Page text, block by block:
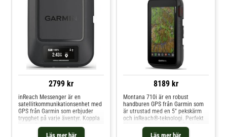
2799 kr
Läs mer här
inReach Messenger är en
satellitkommunikationsenhet med
GPS från Garmin som erbjuder
trygghet på varje äventyr. Koppla
ihop inReach-enheten med appen
Garmin Messenger på din
8189 kr
Läs mer här
Montana 710i är en robust
handburen GPS från Garmin som
är utrustad med en 5" pekskärm
och inReach®-teknologi. Perfekt
för navigering till fots, på cykel,
kajak, fyrhjuling och ännu mer.